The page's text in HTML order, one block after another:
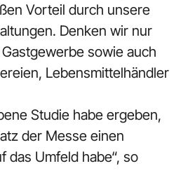
Vorteil durch unsere
Denken wir nur
sowie auch
Lebensmittelhändler
Studie habe ergeben,
der Messe einen
das Umfeld habe“, so